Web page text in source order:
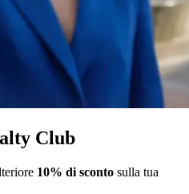
Club
10% di sconto sulla tua